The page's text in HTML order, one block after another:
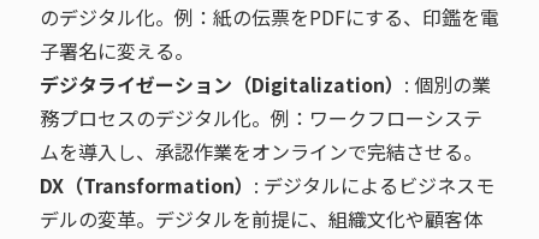
のデジタル化。例：紙の伝票をPDFにする、印鑑を電
子署名に変える。
デジタライゼーション（Digitalization） : 個別の業
務プロセスのデジタル化。例：ワークフローシステ
ムを導入し、承認作業をオンラインで完結させる。
DX（Transformation） : デジタルによるビジネスモ
デルの変革。デジタルを前提に、組織文化や顧客体